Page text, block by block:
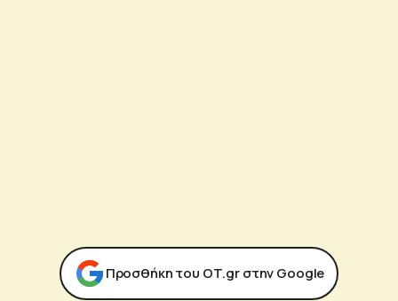
Προσθήκη του ΟΤ.gr στην Google